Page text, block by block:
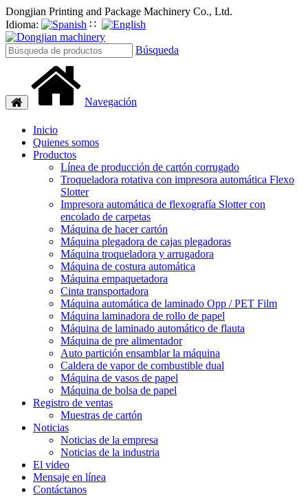
Dongjian Printing and Package Machinery Co., Ltd.
Idioma:
∷
Búsqueda
Navegación
de
Navegación
Inicio
Quienes somos
Productos
Línea de producción de cartón corrugado
Troqueladora rotativa con impresora automática Flexo
Slotter
Impresora automática de flexografía Slotter con
encolado de carpetas
Máquina de hacer cartón
Máquina plegadora de cajas plegadoras
Máquina troqueladora y arrugadora
Máquina de costura automática
Máquina empaquetadora
Cinta transportadora
Máquina automática de laminado Opp / PET Film
Máquina laminadora de rollo de papel
Máquina de laminado automático de flauta
Máquina de pre alimentador
Auto partición ensamblar la máquina
Caldera de vapor de combustible dual
Máquina de vasos de papel
Máquina de bolsa de papel
Registro de ventas
Muestras de cartón
Noticias
Noticias de la empresa
Noticias de la industria
El video
Mensaje en línea
Contáctanos